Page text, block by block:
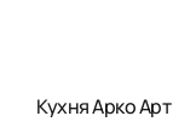
Кухня Арко Арт